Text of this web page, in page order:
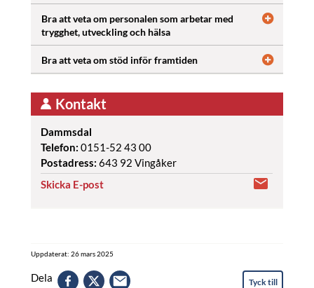
Bra att veta om personalen som arbetar med
trygghet, utveckling och hälsa
Bra att veta om stöd inför framtiden
Kontakt
Dammsdal
Telefon: 0151-52 43 00
Postadress: 643 92 Vingåker
Skicka E-post
Uppdaterat: 26 mars 2025
Dela Tyck till